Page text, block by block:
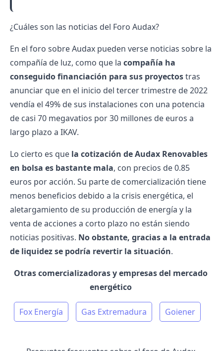
¿Cuáles son las noticias del Foro Audax?
En el foro sobre Audax pueden verse noticias sobre la
compañía de luz, como que la compañía ha
conseguido financiación para sus proyectostras
anunciar que en el inicio del tercer trimestre de 2022
vendía el 49% de sus instalaciones con una potencia
de casi 70 megavatios por 30 millones de euros a
largo plazo a IKAV.
Lo cierto es que la cotización de Audax Renovables
en bolsa es bastante mala, con precios de 0.85
euros por acción. Su parte de comercialización tiene
menos beneficios debido a la crisis energética, el
aletargamiento de su producción de energía y la
venta de acciones a corto plazo no están siendo
noticias positivas. No obstante, gracias a la entrada
de liquidez se podría revertir la situación.
Otras comercializadoras y empresas del mercado
energético
Fox Energía Gas Extremadura Goiener